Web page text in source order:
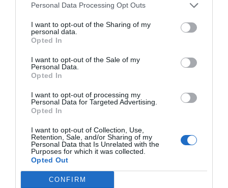
Personal Data Processing Opt Outs
I want to opt-out of the Sharing of my
personal data.
Opted In
I want to opt-out of the Sale of my
Personal Data.
Opted In
I want to opt-out of processing my
Personal Data for Targeted Advertising.
Opted In
I want to opt-out of Collection, Use,
Retention, Sale, and/or Sharing of my
Personal Data that Is Unrelated with the
Purposes for which it was collected.
Opted Out
CONFIRM
Kvíz kérdések: Egy kicsi szórakozásra vágysz? Ezt
a mixt neked szántuk
Tudáspróba kvíz: Itt egy új teszt. Csak most és
csak neked!
Nyolc gyors kvíz kérdés: Ma sem hagyunk újabb
fejtörő nélkül